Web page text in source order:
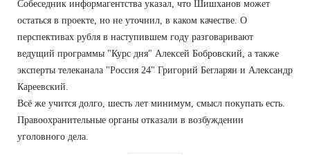
Собеседник информагентства указал, что Шишханов может
остаться в проекте, но не уточнил, в каком качестве. О
перспективах рубля в наступившем году разговаривают
ведущий программы "Курс дня" Алексей Бобровский, а также
эксперты телеканала "Россия 24" Григорий Бегларян и Александр
Кареевский.
Всё же учится долго, шесть лет минимум, смысл покупать есть.
Правоохранительные органы отказали в возбуждении
уголовного дела.